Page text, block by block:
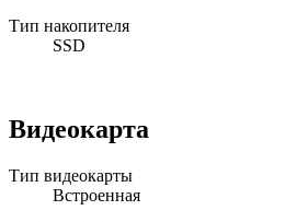
Тип накопителя
SSD
Видеокарта
Тип видеокарты
Встроенная